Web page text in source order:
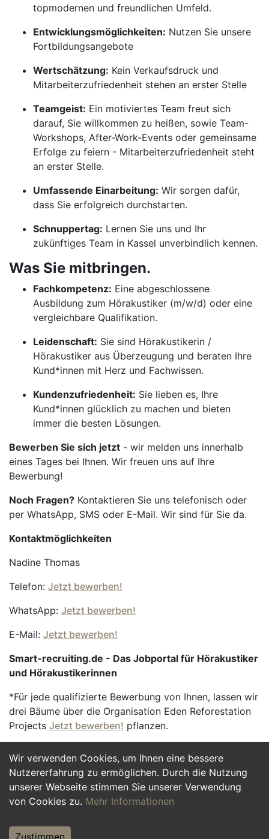
Wir verwenden Cookies, um Ihnen eine bessere
Nutzererfahrung zu ermöglichen. Durch die Nutzung
unserer Webseite stimmen Sie unserer Verwendung
von Cookies zu. Mehr Informationen
Zustimmen
topmodernen und freundlichen Umfeld.
Entwicklungsmöglichkeiten: Nutzen Sie unsere
Fortbildungsangebote
Wertschätzung: Kein Verkaufsdruck und
Mitarbeiterzufriedenheit stehen an erster Stelle
Teamgeist: Ein motiviertes Team freut sich
darauf, Sie willkommen zu heißen, sowie Team-
Workshops, After-Work-Events oder gemeinsame
Erfolge zu feiern - Mitarbeiterzufriedenheit steht
an erster Stelle.
Umfassende Einarbeitung: Wir sorgen dafür,
dass Sie erfolgreich durchstarten.
Schnuppertag: Lernen Sie uns und Ihr
zukünftiges Team in Kassel unverbindlich kennen.
Was Sie mitbringen.
Fachkompetenz: Eine abgeschlossene
Ausbildung zum Hörakustiker (m/w/d) oder eine
vergleichbare Qualifikation.
Leidenschaft: Sie sind Hörakustikerin /
Hörakustiker aus Überzeugung und beraten Ihre
Kund*innen mit Herz und Fachwissen.
Kundenzufriedenheit: Sie lieben es, Ihre
Kund*innen glücklich zu machen und bieten
immer die besten Lösungen.
Bewerben Sie sich jetzt - wir melden uns innerhalb
eines Tages bei Ihnen. Wir freuen uns auf Ihre
Bewerbung!
Noch Fragen? Kontaktieren Sie uns telefonisch oder
per WhatsApp, SMS oder E-Mail. Wir sind für Sie da.
Kontaktmöglichkeiten
Nadine Thomas
Telefon: Jetzt bewerben!
WhatsApp: Jetzt bewerben!
E-Mail: Jetzt bewerben!
Smart-recruiting.de - Das Jobportal für Hörakustiker
und Hörakustikerinnen
*Für jede qualifizierte Bewerbung von Ihnen, lassen wir
drei Bäume über die Organisation Eden Reforestation
Projects Jetzt bewerben! pflanzen.
Jetzt Bewerben